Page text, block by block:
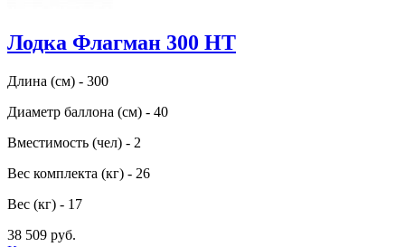
Лодка Флагман 300 HT
Длина (см) - 300
Диаметр баллона (см) - 40
Вместимость (чел) - 2
Вес комплекта (кг) - 26
Вес (кг) - 17
38 509 руб.